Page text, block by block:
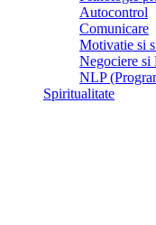
Autocontrol
Comunicare
Motivatie si
Negociere si
NLP
Spiritualitate